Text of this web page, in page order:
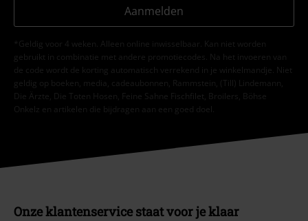
Aanmelden
*Geldig voor 4 weken. Alleen online inwisselbaar. Kan niet worden
gebruikt in combinatie met andere promotiecodes. Na het invoeren van
de code wordt de korting automatisch verrekend in je winkelmandje. Niet
geldig op boeken, media, cadeaubonnen, Rammstein, (Till) Lindemann,
Die Ärzte, Die Toten Hosen, Feine Sahne Fischfilet, Broilers, Böhse
Onkelz en artikelen die bijdragen aan een goed doel.
Onze klantenservice staat voor je klaar